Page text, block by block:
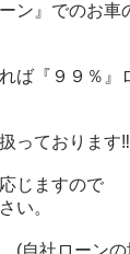
ン』でのお車
ば『９９％』
っております‼️
じますので
。
(自社ローン